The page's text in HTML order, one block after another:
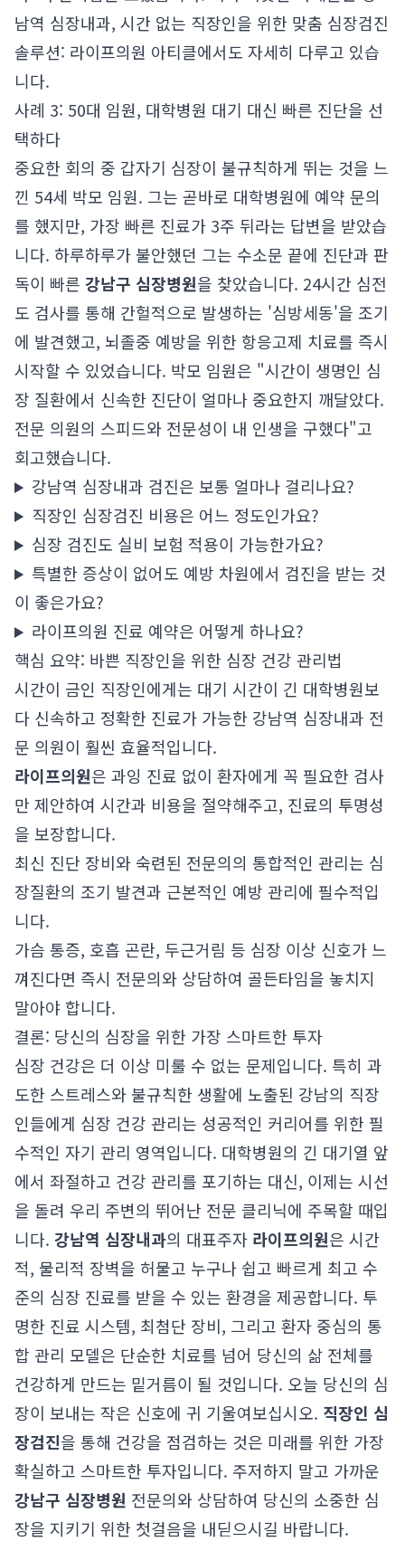
남역 심장내과, 시간 없는 직장인을 위한 맞춤 심장검진
솔루션: 라이프의원 아티클에서도 자세히 다루고 있습
니다.
사례 3: 50대 임원, 대학병원 대기 대신 빠른 진단을 선
택하다
중요한 회의 중 갑자기 심장이 불규칙하게 뛰는 것을 느
낀 54세 박모 임원. 그는 곧바로 대학병원에 예약 문의
를 했지만, 가장 빠른 진료가 3주 뒤라는 답변을 받았습
니다. 하루하루가 불안했던 그는 수소문 끝에 진단과 판
독이 빠른 강남구 심장병원을 찾았습니다. 24시간 심전
도 검사를 통해 간헐적으로 발생하는 '심방세동'을 조기
에 발견했고, 뇌졸중 예방을 위한 항응고제 치료를 즉시
시작할 수 있었습니다. 박모 임원은 "시간이 생명인 심
장 질환에서 신속한 진단이 얼마나 중요한지 깨달았다.
전문 의원의 스피드와 전문성이 내 인생을 구했다"고
회고했습니다.
강남역 심장내과 검진은 보통 얼마나 걸리나요?
직장인 심장검진 비용은 어느 정도인가요?
심장 검진도 실비 보험 적용이 가능한가요?
특별한 증상이 없어도 예방 차원에서 검진을 받는 것
이 좋은가요?
라이프의원 진료 예약은 어떻게 하나요?
핵심 요약: 바쁜 직장인을 위한 심장 건강 관리법
시간이 금인 직장인에게는 대기 시간이 긴 대학병원보
다 신속하고 정확한 진료가 가능한 강남역 심장내과 전
문 의원이 훨씬 효율적입니다.
라이프의원은 과잉 진료 없이 환자에게 꼭 필요한 검사
만 제안하여 시간과 비용을 절약해주고, 진료의 투명성
을 보장합니다.
최신 진단 장비와 숙련된 전문의의 통합적인 관리는 심
장질환의 조기 발견과 근본적인 예방 관리에 필수적입
니다.
가슴 통증, 호흡 곤란, 두근거림 등 심장 이상 신호가 느
껴진다면 즉시 전문의와 상담하여 골든타임을 놓치지
말아야 합니다.
결론: 당신의 심장을 위한 가장 스마트한 투자
심장 건강은 더 이상 미룰 수 없는 문제입니다. 특히 과
도한 스트레스와 불규칙한 생활에 노출된 강남의 직장
인들에게 심장 건강 관리는 성공적인 커리어를 위한 필
수적인 자기 관리 영역입니다. 대학병원의 긴 대기열 앞
에서 좌절하고 건강 관리를 포기하는 대신, 이제는 시선
을 돌려 우리 주변의 뛰어난 전문 클리닉에 주목할 때입
니다. 강남역 심장내과의 대표주자 라이프의원은 시간
적, 물리적 장벽을 허물고 누구나 쉽고 빠르게 최고 수
준의 심장 진료를 받을 수 있는 환경을 제공합니다. 투
명한 진료 시스템, 최첨단 장비, 그리고 환자 중심의 통
합 관리 모델은 단순한 치료를 넘어 당신의 삶 전체를
건강하게 만드는 밑거름이 될 것입니다. 오늘 당신의 심
장이 보내는 작은 신호에 귀 기울여보십시오. 직장인 심
장검진을 통해 건강을 점검하는 것은 미래를 위한 가장
확실하고 스마트한 투자입니다. 주저하지 말고 가까운
강남구 심장병원 전문의와 상담하여 당신의 소중한 심
장을 지키기 위한 첫걸음을 내딛으시길 바랍니다.